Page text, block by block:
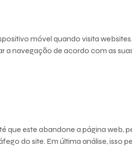
móvel quando visita
navegação de acordo com as
este abandone a página web,
do site. Em última análise, isso